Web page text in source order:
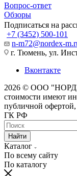
Вопрос-ответ
Обзоры
Подписаться на
+7 (3452) 500-101
n-m72@nordex-
г. Тюмень, ул.
Вконтакте
2026 © ООО
стоимости имеют
публичной
ГК РФ
Найти
Каталог
По всему сайту
По каталогу